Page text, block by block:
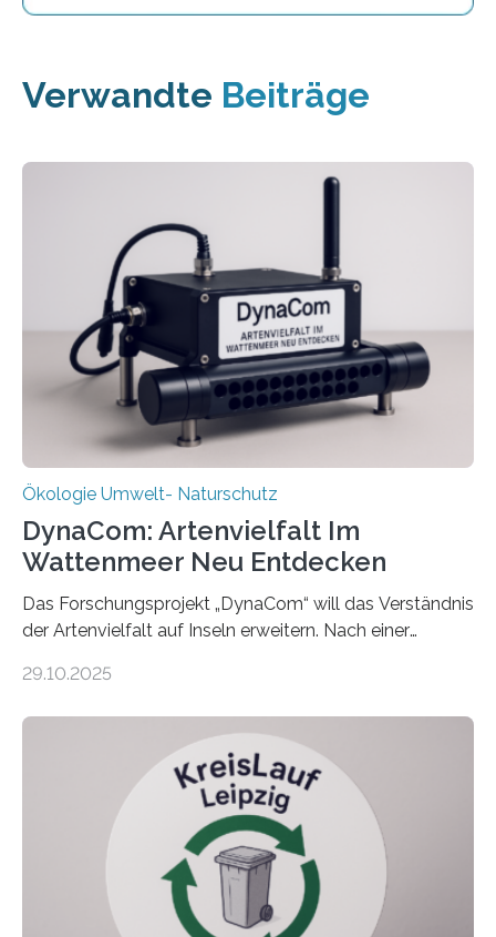
Verwandte Beiträge
Ökologie Umwelt- Naturschutz
DynaCom: Artenvielfalt Im
Wattenmeer Neu Entdecken
Das Forschungsprojekt „DynaCom“ will das Verständnis
der Artenvielfalt auf Inseln erweitern. Nach einer
Beobachtungen im Wattenmeer ist nun eine große
Oldenburg befassen sich insbesondere damit, wie ein
Ökosystem gedeiht – und wie sich dieser Prozess
verlässlich prognostizieren lässt. Grünes Licht für
„DynaCom“: Die Deutsche Forschungsgemeinschaft
(DFG) fördert das Anfang 2019 gestartete
Forschungsprojekt an der Universität Oldenburg für
zwei weitere Jahre mit rund 1,2 Millionen Euro. „Wir
freuen uns sehr über…
29.10.2025